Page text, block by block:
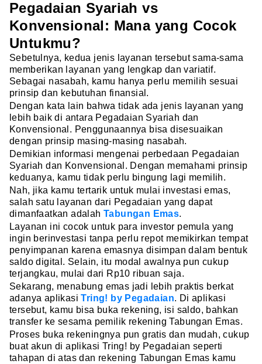
Pegadaian Syariah vs
Konvensional: Mana yang Cocok
Untukmu?
Sebetulnya, kedua jenis layanan tersebut sama-sama
memberikan layanan yang lengkap dan variatif.
Sebagai nasabah, kamu hanya perlu memilih sesuai
prinsip dan kebutuhan finansial.
Dengan kata lain bahwa tidak ada jenis layanan yang
lebih baik di antara Pegadaian Syariah dan
Konvensional. Penggunaannya bisa disesuaikan
dengan prinsip masing-masing nasabah.
Demikian informasi mengenai perbedaan Pegadaian
Syariah dan Konvensional. Dengan memahami prinsip
keduanya, kamu tidak perlu bingung lagi memilih.
Nah, jika kamu tertarik untuk mulai investasi emas,
salah satu layanan dari Pegadaian yang dapat
dimanfaatkan adalah Tabungan Emas.
Layanan ini cocok untuk para investor pemula yang
ingin berinvestasi tanpa perlu repot memikirkan tempat
penyimpanan karena emasnya disimpan dalam bentuk
saldo digital. Selain, itu modal awalnya pun cukup
terjangkau, mulai dari Rp10 ribuan saja.
Sekarang, menabung emas jadi lebih praktis berkat
adanya aplikasiTring! by Pegadaian. Di aplikasi
tersebut, kamu bisa buka rekening, isi saldo, bahkan
transfer ke sesama pemilik rekening Tabungan Emas.
Proses buka rekeningnya pun gratis dan mudah, cukup
buat akun di aplikasi Tring! by Pegadaian seperti
tahapan di atas dan rekening Tabungan Emas kamu